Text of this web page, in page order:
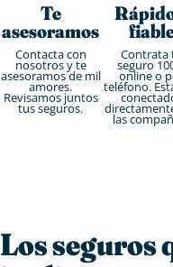
Te
asesoramos
Contacta con
nosotros y te
asesoramos de mil
amores.
Revisamos juntos
tus seguros.
Contrata
seguro
online o
teléfono.
las
Los seguros